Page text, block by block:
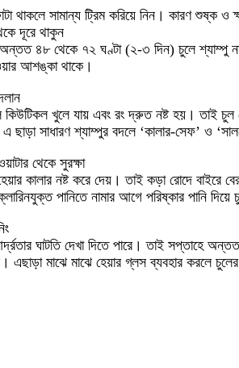
থাকলে সামান্য ট্রিম করিয়ে নিন। কারণ শুষ্ক
দূরে থাকুন
অন্তত ৪৮ থেকে ৭২ ঘণ্টা (২-৩ দিন) চুলে শ্যাম্পু
আশঙ্কা থাকে।
কিউটিকল খুলে যায় এবং রং দ্রুত নষ্ট হয়। তাই
ছাড়া সাধারণ শ্যাম্পুর বদলে ‘কালার-সেফ’ ও
থেকে সুরক্ষা
হেয়ার কালার নষ্ট করে দেয়। তাই কড়া রোদে
পানিতে নামার আগে পরিষ্কার পানি দিয়ে
ঘাটতি দেখা দিতে পারে। তাই সপ্তাহে
এছাড়া মাঝে মাঝে হেয়ার গ্লস ব্যবহার করলে